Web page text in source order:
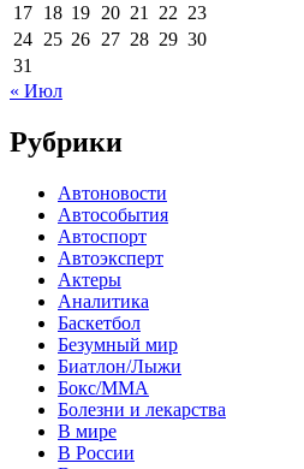
17 18 19 20 21 22 23
24 25 26 27 28 29 30
31
« Июл
Рубрики
Автоновости
Автособытия
Автоспорт
Автоэксперт
Актеры
Аналитика
Баскетбол
Безумный мир
Биатлон/Лыжи
Бокс/MMA
Болезни и лекарства
В мире
В России